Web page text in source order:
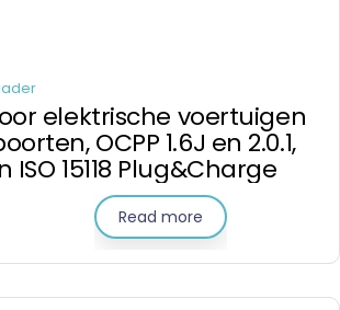
elektrische voertuigen
OCPP 1.6J en 2.0.1,
15118 Plug&Charge
Read more